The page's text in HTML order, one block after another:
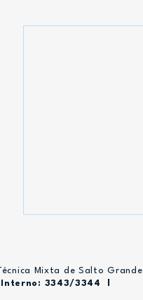
Mixta de Salto Grande
Interno: 3343/3344 l